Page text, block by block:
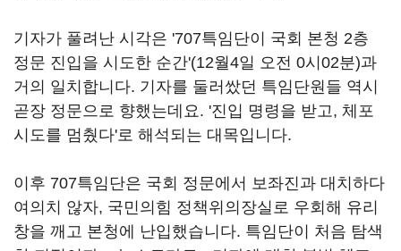
기자가 풀려난 시각은 '707특임단이 국회 본청 2층
정문 진입을 시도한 순간'(12월4일 오전 0시02분)과
거의 일치합니다. 기자를 둘러쌌던 특임단원들 역시
곧장 정문으로 향했는데요. '진입 명령을 받고, 체포
시도를 멈췄다'로 해석되는 대목입니다.
이후 707특임단은 국회 정문에서 보좌진과 대치하다
여의치 않자, 국민의힘 정책위의장실로 우회해 유리
창을 깨고 본청에 난입했습니다. 특임단이 처음 탐색